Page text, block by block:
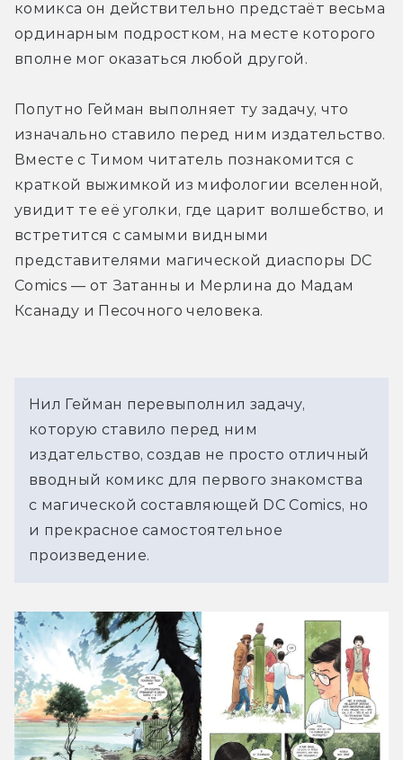
комикса он действительно предстаёт весьма
ординарным подростком, на месте которого
вполне мог оказаться любой другой.
Попутно Гейман выполняет ту задачу, что
изначально ставило перед ним издательство.
Вместе с Тимом читатель познакомится с
краткой выжимкой из мифологии вселенной,
увидит те её уголки, где царит волшебство, и
встретится с самыми видными
представителями магической диаспоры DC
Comics — от Затанны и Мерлина до Мадам
Ксанаду и Песочного человека.
Нил Гейман перевыполнил задачу,
которую ставило перед ним
издательство, создав не просто отличный
вводный комикс для первого знакомства
с магической составляющей DC Comics, но
и прекрасное самостоятельное
произведение.